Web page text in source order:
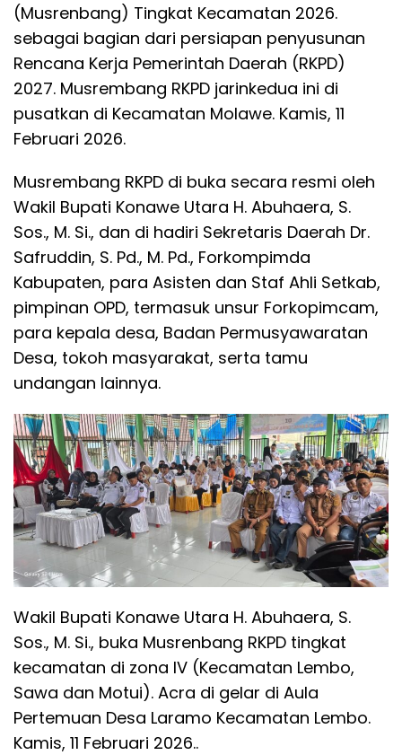
(Musrenbang) Tingkat Kecamatan 2026.
sebagai bagian dari persiapan penyusunan
Rencana Kerja Pemerintah Daerah (RKPD)
2027. Musrembang RKPD jarinkedua ini di
pusatkan di Kecamatan Molawe. Kamis, 11
Februari 2026.
Musrembang RKPD di buka secara resmi oleh
Wakil Bupati Konawe Utara H. Abuhaera, S.
Sos., M. Si., dan di hadiri Sekretaris Daerah Dr.
Safruddin, S. Pd., M. Pd., Forkompimda
Kabupaten, para Asisten dan Staf Ahli Setkab,
pimpinan OPD, termasuk unsur Forkopimcam,
para kepala desa, Badan Permusyawaratan
Desa, tokoh masyarakat, serta tamu
undangan lainnya.
Wakil Bupati Konawe Utara H. Abuhaera, S.
Sos., M. Si., buka Musrenbang RKPD tingkat
kecamatan di zona IV (Kecamatan Lembo,
Sawa dan Motui). Acra di gelar di Aula
Pertemuan Desa Laramo Kecamatan Lembo.
Kamis, 11 Februari 2026..